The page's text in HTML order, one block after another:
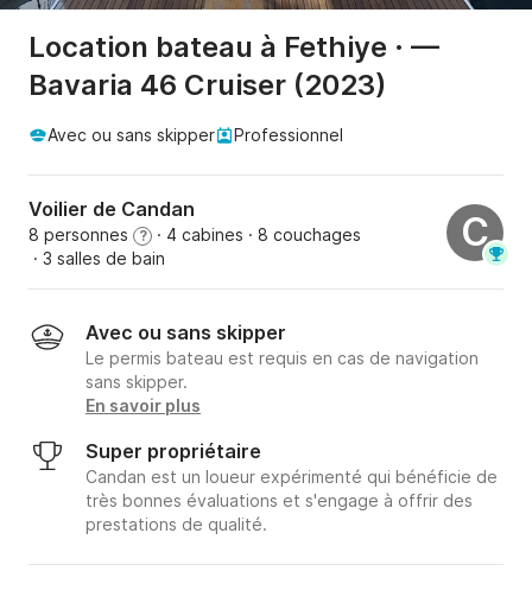
Location bateau à Fethiye · —
Bavaria 46 Cruiser (2023)
Avec ou sans skipper Professionnel
Voilier de Candan
8 personnes ? · 4 cabines · 8 couchages
· 3 salles de bain
C
Avec ou sans skipper
Le permis bateau est requis en cas de navigation
sans skipper.
En savoir plus
Super propriétaire
Candan est un loueur expérimenté qui bénéficie de
très bonnes évaluations et s'engage à offrir des
prestations de qualité.